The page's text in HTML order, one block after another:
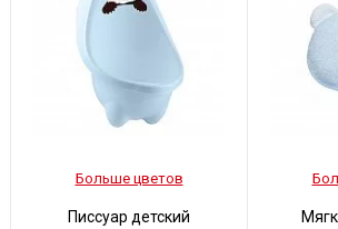
Больше цветов
Писсуар детский